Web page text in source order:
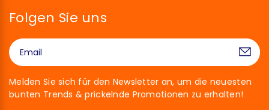
Folgen Sie uns
Melden Sie sich für den Newsletter an, um die neuesten
bunten Trends & prickelnde Promotionen zu erhalten!